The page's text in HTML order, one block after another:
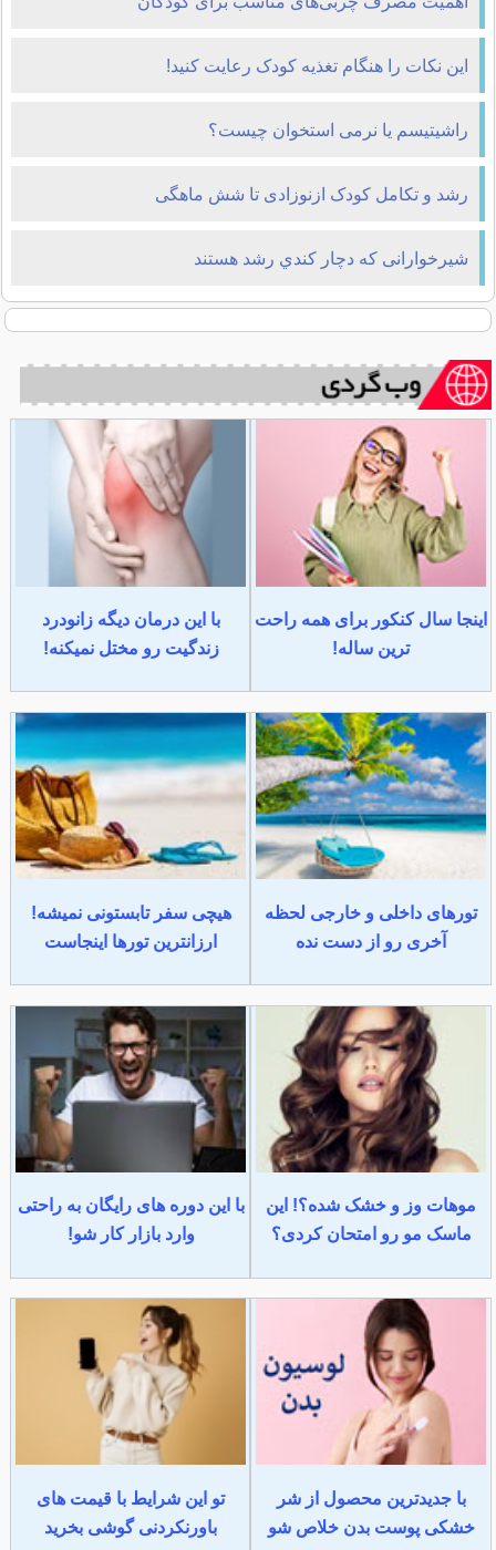
این نکات را هنگام تغذیه کودک رعایت کنید!
راشیتیسم یا نرمی استخوان چیست؟
رشد و تکامل کودک ازنوزادی تا شش ماهگی
شيرخوارانی که دچار كندي رشد هستند
اینجا سال کنکور برای همه راحت
ترین ساله!
با این درمان دیگه زانودرد
زندگیت رو مختل نمیکنه!
تورهای داخلی و خارجی لحظه
آخری رو از دست نده
هیچی سفر تابستونی نمیشه!
ارزانترین تورها اینجاست
موهات وز و خشک شده؟! این
ماسک مو رو امتحان کردی؟
با این دوره های رایگان به راحتی
وارد بازار کار شو!
با جدیدترین محصول از شر
خشکی پوست بدن خلاص شو
تو این شرایط با قیمت های
باورنکردنی گوشی بخرید